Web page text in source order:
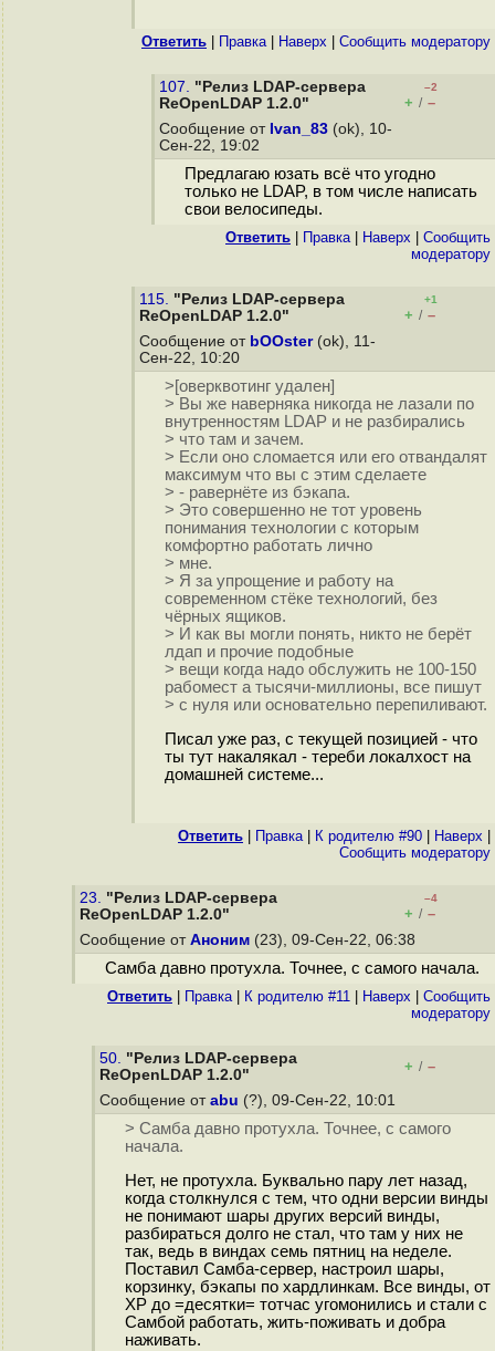
Ответить Правка| Наверх Cообщить модератору
107. "Релиз LDAP-сервера
ReOpenLDAP 1.2.0"
–2
+ / –
Сообщение от Ivan_83 (ok), 10-
Сен-22, 19:02
Предлагаю юзать всё что угодно
только не LDAP, в том числе написать
свои велосипеды.
Ответить Правка| Наверх
Cообщить
модератору
115. "Релиз LDAP-сервера
ReOpenLDAP 1.2.0"
+1
+ / –
Сообщение от bOOster(ok), 11-
Сен-22, 10:20
>[оверквотинг удален]
> Вы же наверняка никогда не лазали по
внутренностям LDAP и не разбирались
> что там и зачем.
> Если оно сломается или его отвандалят
максимум что вы с этим сделаете
> - равернёте из бэкапа.
> Это совершенно не тот уровень
понимания технологии с которым
комфортно работать лично
> мне.
> Я за упрощение и работу на
современном стёке технологий, без
чёрных ящиков.
> И как вы могли понять, никто не берёт
лдап и прочие подобные
> вещи когда надо обслужить не 100-150
рабомест а тысячи-миллионы, все пишут
> с нуля или основательно перепиливают.
Писал уже раз, с текущей позицией - что
ты тут накалякал - тереби локалхост на
домашней системе...
Ответить Правка| К родителю #90 Наверх
Cообщить модератору
23. "Релиз LDAP-сервера
ReOpenLDAP 1.2.0"
–4
+ / –
Сообщение от Аноним (23), 09-Сен-22, 06:38
Самба давно протухла. Точнее, с самого начала.
Ответить Правка| К родителю #11 Наверх
Cообщить
модератору
50. "Релиз LDAP-сервера
ReOpenLDAP 1.2.0"
+ / –
Сообщение от abu (?), 09-Сен-22, 10:01
> Самба давно протухла. Точнее, с самого
начала.
Нет, не протухла. Буквально пару лет назад,
когда столкнулся с тем, что одни версии винды
не понимают шары других версий винды,
разбираться долго не стал, что там у них не
так, ведь в виндах семь пятниц на неделе.
Поставил Самба-сервер, настроил шары,
корзинку, бэкапы по хардлинкам. Все винды, от
XP до =десятки= тотчас угомонились и стали с
Самбой работать, жить-поживать и добра
наживать.